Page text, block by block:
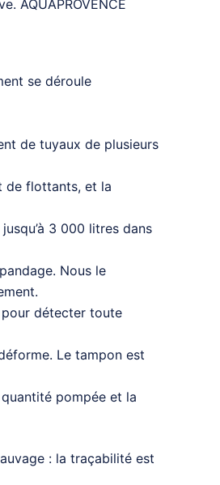
AQUAPROVENCE
se déroule
de tuyaux de plusieurs
de flottants, et la
3 000 litres dans
Nous le
pour détecter toute
Le tampon est
pompée et la
: la traçabilité est